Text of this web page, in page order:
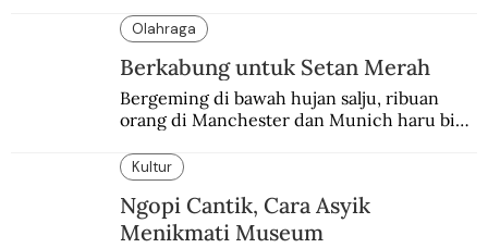
Olahraga
Berkabung untuk Setan Merah
Bergeming di bawah hujan salju, ribuan
orang di Manchester dan Munich haru biru
menimpa MU.
Kultur
Ngopi Cantik, Cara Asyik
Menikmati Museum